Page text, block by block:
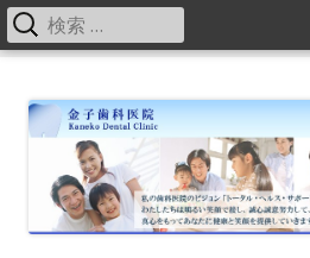
す。矯正歯科、床矯正、入れ歯（ミラ
ます。
メ
ン
ニ
検
索: